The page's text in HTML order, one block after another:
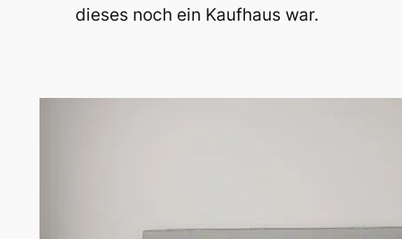
dieses noch ein Kaufhaus war.